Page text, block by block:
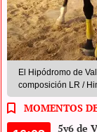
El Hipódromo de
composición LR /
MOMENTOS
5y6 de